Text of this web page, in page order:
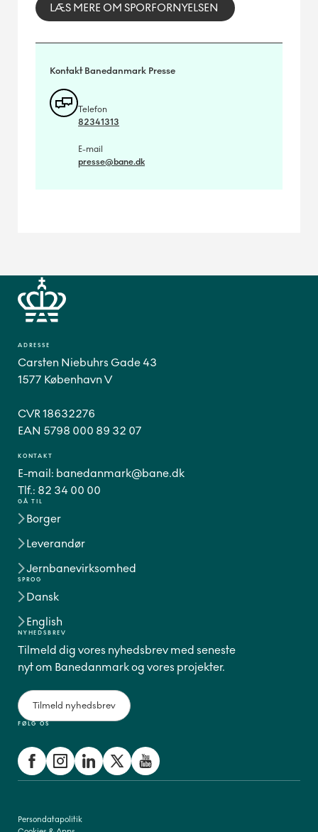
LÆS MERE OM SPORFORNYELSEN
Kontakt Banedanmark Presse
Telefon
82341313
E-mail
presse@bane.dk
GÅ TIL
Borger
Leverandør
Jernbanevirksomhed
SPROG
Dansk
English
FØLG OS
ADRESSE
Carsten Niebuhrs Gade 43
1577 København V
CVR 18632276
EAN 5798 000 89 32 07
KONTAKT
E-mail: banedanmark@bane.dk
Tlf.: 82 34 00 00
NYHEDSBREV
Tilmeld dig vores nyhedsbrev med seneste
nyt om Banedanmark og vores projekter.
Tilmeld nyhedsbrev
Persondatapolitik